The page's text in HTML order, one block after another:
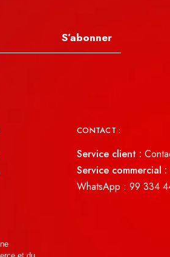
S’abonner
CONTACT :
Service client :
Service commercial :
WhatsApp : 99 334